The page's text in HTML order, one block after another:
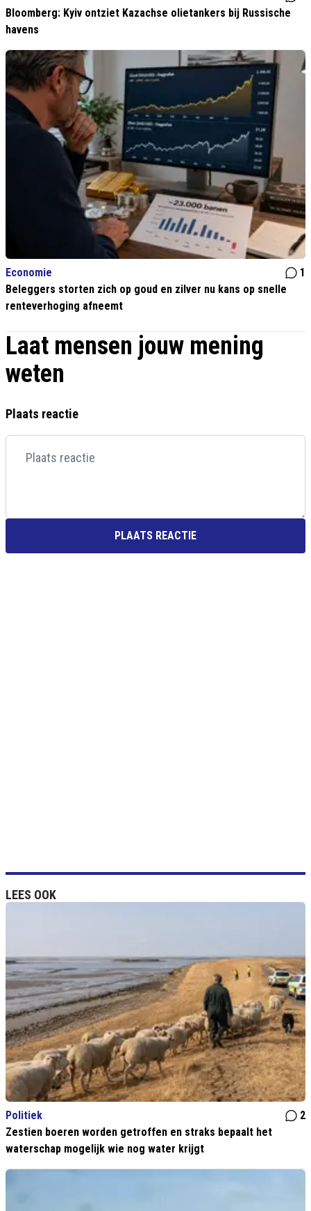
Bloomberg: Kyiv ontziet Kazachse olietankers bij Russische
havens
Economie
1
Beleggers storten zich op goud en zilver nu kans op snelle
renteverhoging afneemt
Laat mensen jouw mening
weten
Plaats reactie
PLAATS REACTIE
LEES OOK
Politiek
2
Zestien boeren worden getroffen en straks bepaalt het
waterschap mogelijk wie nog water krijgt